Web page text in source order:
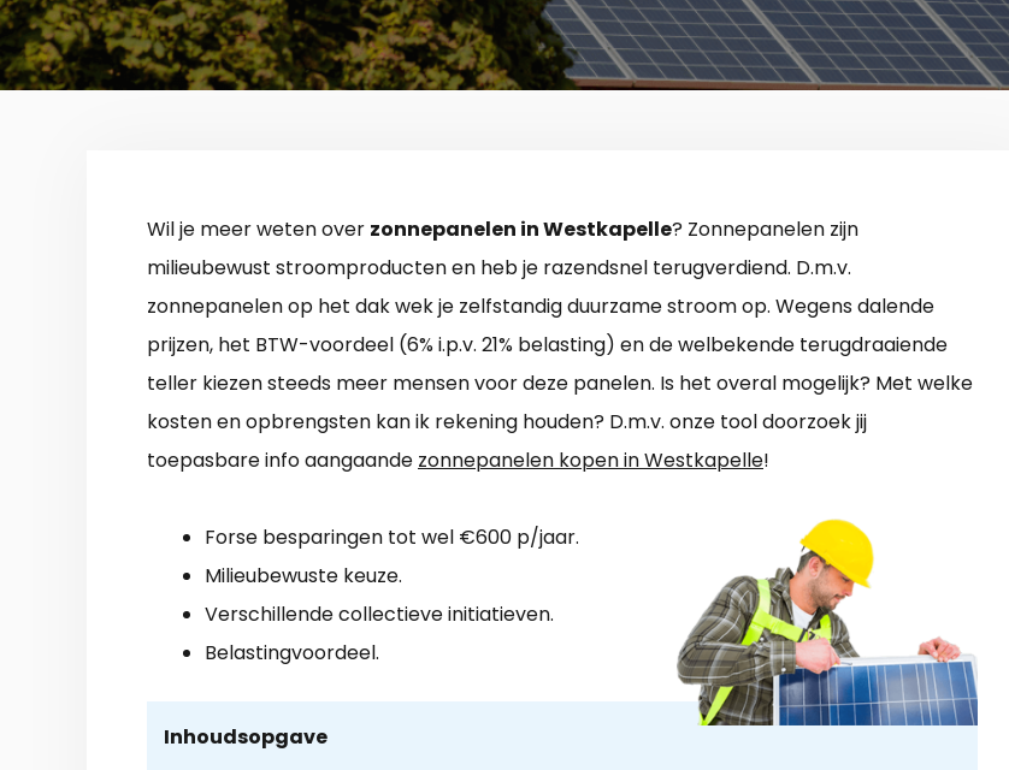
Wil je meer weten over zonnepanelen in Westkapelle? Zonnepanelen zijn
milieubewust stroomproducten en heb je razendsnel terugverdiend. D.m.v.
zonnepanelen op het dak wek je zelfstandig duurzame stroom op. Wegens dalende
prijzen, het BTW-voordeel (6% i.p.v. 21% belasting) en de welbekende terugdraaiende
teller kiezen steeds meer mensen voor deze panelen. Is het overal mogelijk? Met welke
kosten en opbrengsten kan ik rekening houden? D.m.v. onze tool doorzoek jij
toepasbare info aangaande zonnepanelen kopen in Westkapelle!
Forse besparingen tot wel €600 p/jaar.
Milieubewuste keuze.
Verschillende collectieve initiatieven.
Belastingvoordeel.
Inhoudsopgave